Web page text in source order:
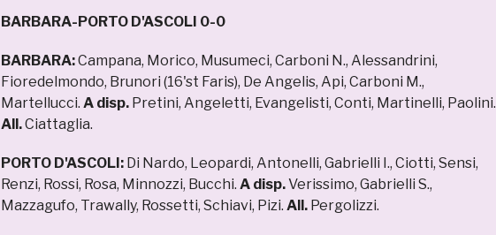
BARBARA-PORTO D'ASCOLI 0-0
BARBARA:Campana, Morico, Musumeci, Carboni N., Alessandrini,
Fioredelmondo, Brunori (16'st Faris), De Angelis, Api, Carboni M.,
Martellucci. A disp. Pretini, Angeletti, Evangelisti, Conti, Martinelli, Paolini.
All.Ciattaglia.
PORTO D'ASCOLI: Di Nardo, Leopardi, Antonelli, Gabrielli I., Ciotti, Sensi,
Renzi, Rossi, Rosa, Minnozzi, Bucchi. A disp.Verissimo, Gabrielli S.,
Mazzagufo, Trawally, Rossetti, Schiavi, Pizi. All. Pergolizzi.